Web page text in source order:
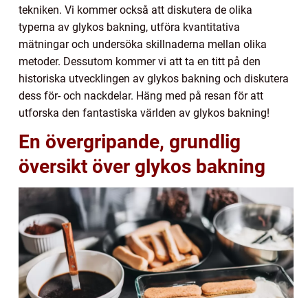
tekniken. Vi kommer också att diskutera de olika
typerna av glykos bakning, utföra kvantitativa
mätningar och undersöka skillnaderna mellan olika
metoder. Dessutom kommer vi att ta en titt på den
historiska utvecklingen av glykos bakning och diskutera
dess för- och nackdelar. Häng med på resan för att
utforska den fantastiska världen av glykos bakning!
En övergripande, grundlig
översikt över glykos bakning